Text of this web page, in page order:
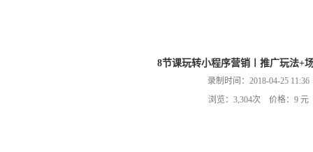
8节课玩转小程序营销〡推广玩法+
录制时间：2018-04-25 11:36
浏览：3,304次 价格：9 元